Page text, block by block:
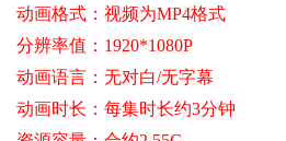
动画格式：视频为MP4格式
分辨率值 ：1920*1080P
动画语言：无对白/无字幕
动画时长：每集时长约3分钟